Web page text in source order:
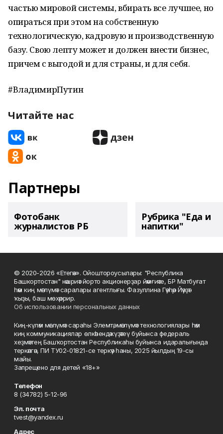
частью мировой системы, вбирать все лучшее, но
опираться при этом на собственную
технологическую, кадровую и производственную
базу. Свою лепту может и должен внести бизнес,
причем с выгодой и для страны, и для себя.
#ВладимирПутин
Читайте нас
Партнеры
Фотобанк
журналистов РБ
Рубрика "Еда и
напитки"
© 2020-2026 «Етегән». Ойоштороусылары: "Республика
Башкортостан" нәшриәт йорто акционерҙар йәмғиәте, БР Матбуғат
һәм киң мәғлүмәт саралары агентлығы. Фазуллина Гәүһәр Йәүҙәт
ҡыҙы, баш мөхәррир.
Об использовании персональных данных
Киң-күләм мәғлүмәт сараһы Элемтә, мәғлүмәт технологиялары һәм
киң коммуникациялар өлкәһендә күҙәтеү буйынса федераль
хеҙмәттең Башҡортостан Республикаһы буйынса идаралығында
теркәлгән, ПИ ТУ02-01821-се теркәү һаны, 2025 йылдың 19-сы
майы.
Запрещено для детей «18+»
Телефон
8 (34782) 5-12-96
Эл. почта
tvest@yandex.ru
Адрес